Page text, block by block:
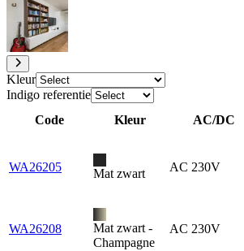
Kleur
Indigo referentie
Code
Kleur AC/DC
WA26205 Mat zwart AC 230V
WA26208
Mat zwart -
Champagne
AC 230V